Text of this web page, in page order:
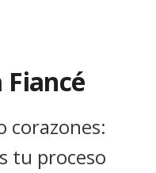
Fiancé
corazones:
tu proceso